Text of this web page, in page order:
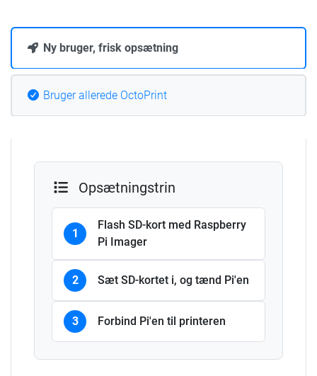
Ny bruger, frisk opsætning
Bruger allerede OctoPrint
Opsætningstrin
1
Flash SD-kort med Raspberry
Pi Imager
2 Sæt SD-kortet i, og tænd Pi'en
3 Forbind Pi'en til printeren